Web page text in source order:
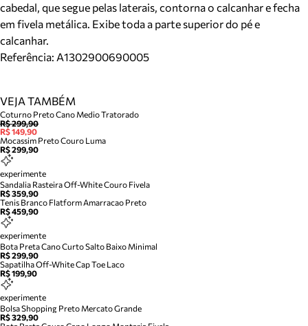
cabedal, que segue pelas laterais, contorna o calcanhar e fecha
em fivela metálica. Exibe toda a parte superior do pé e
calcanhar.
Referência: A1302900690005
VEJA TAMBÉM
Coturno Preto Cano Medio Tratorado
R$ 299,90
R$ 149,90
Mocassim Preto Couro Luma
R$ 299,90
experimente
Sandalia Rasteira Off-White Couro Fivela
R$ 359,90
Tenis Branco Flatform Amarracao Preto
R$ 459,90
experimente
Bota Preta Cano Curto Salto Baixo Minimal
R$ 299,90
Sapatilha Off-White Cap Toe Laco
R$ 199,90
experimente
Bolsa Shopping Preto Mercato Grande
R$ 329,90